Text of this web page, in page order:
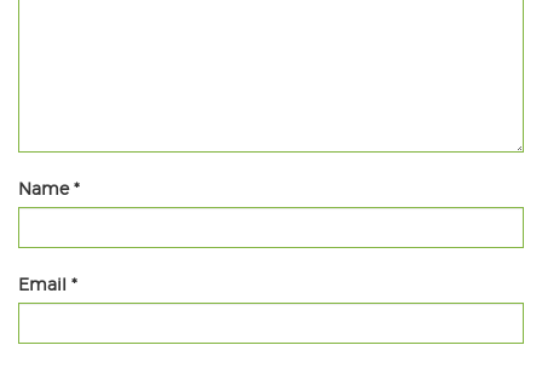
Name*
Email *